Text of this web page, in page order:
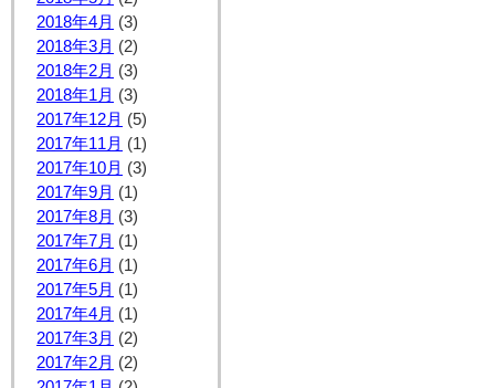
2018年4月 (3)
2018年3月 (2)
2018年2月 (3)
2018年1月 (3)
2017年12月 (5)
2017年11月 (1)
2017年10月 (3)
2017年9月 (1)
2017年8月 (3)
2017年7月 (1)
2017年6月 (1)
2017年5月 (1)
2017年4月 (1)
2017年3月 (2)
2017年2月 (2)